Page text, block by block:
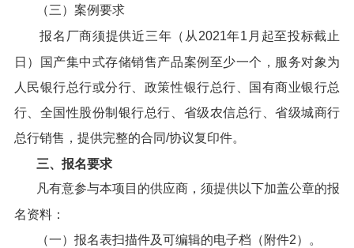
（三）案例要求
报名厂商须提供近三年（从2021年1月起至投标截止
日）国产集中式存储销售产品案例至少一个，服务对象为
人民银行总行或分行、政策性银行总行、国有商业银行总
行、全国性股份制银行总行、省级农信总行、省级城商行
总行销售，提供完整的合同/协议复印件。
三、报名要求
凡有意参与本项目的供应商，须提供以下加盖公章的报
名资料：
（一）报名表扫描件及可编辑的电子档（附件2）。